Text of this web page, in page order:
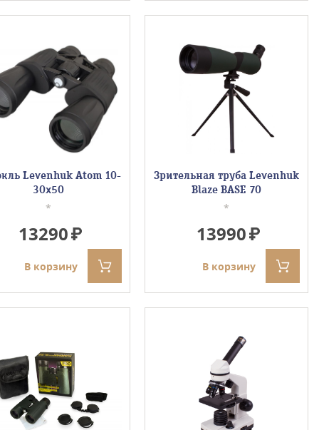
Levenhuk Atom 10-
30x50
*
13290
В корзину
Зрительная труба Levenhuk
Blaze BASE 70
*
13990
В корзину